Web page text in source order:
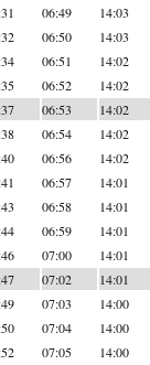
06:49 14:03
06:50 14:03
06:51 14:02
06:52 14:02
06:53 14:02
06:54 14:02
06:56 14:02
06:57 14:01
06:58 14:01
06:59 14:01
07:00 14:01
07:02 14:01
07:03 14:00
07:04 14:00
07:05 14:00